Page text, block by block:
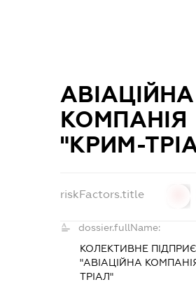
АВІАЦІЙНА
КОМПАНІЯ
"КРИМ-
riskFactors.title
dossier.fullName:
КОЛЕКТИВНЕ
"АВІАЦІЙНА
ТРІАЛ"